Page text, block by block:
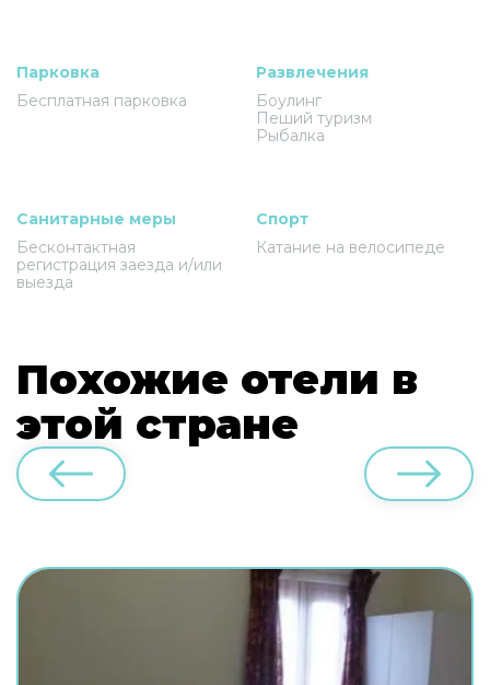
Парковка
Бесплатная парковка
Развлечения
Боулинг
Пеший туризм
Рыбалка
Санитарные меры
Бесконтактная
регистрация заезда и/или
выезда
Спорт
Катание на велосипеде
Похожие отели в
этой стране